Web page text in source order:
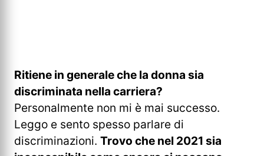
Ritiene in generale che la donna sia
discriminata nella carriera?
Personalmente non mi è mai successo.
Leggo e sento spesso parlare di
discriminazioni. Trovo che nel 2021 sia